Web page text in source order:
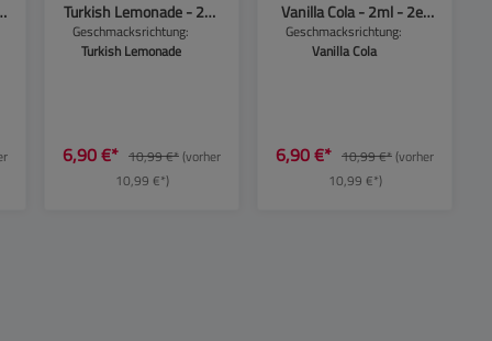
die Schaltflächen, um die Anzahl
Wert ein oder benutze die
Turkish Lemonade - 2ml
- 2er Pack
Geschmacksrichtung:
Turkish Lemonade
6,90 €* 10,99 €*(vorher
10,99 €*)
Vanilla Cola - 2ml - 2er
Pack
Geschmacksrichtung:
Vanilla Cola
6,90 €* 10,99 €*(vorher
10,99 €*)